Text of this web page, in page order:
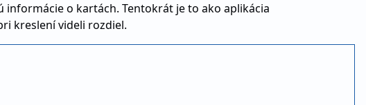
o kartách. Tentokrát je to ako aplikácia
kreslení videli rozdiel.